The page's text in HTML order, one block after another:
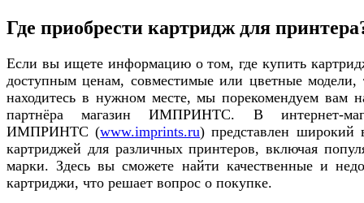
Где приобрести картридж для
Если вы ищете информацию о том, где купить
доступным ценам, совместимые или цветные модели,
находитесь в нужном месте, мы порекомендуем вам
партнёра магазин ИМПРИНТС. В интернет-
ИМПРИНТС (www.imprints.ru) представлен широкий
картриджей для различных принтеров, включая
марки. Здесь вы сможете найти качественные и
картриджи, что решает вопрос о покупке.